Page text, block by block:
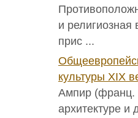
и религиозная
прис ...
культуры ХIХ
Ампир (франц.
архитектуре и